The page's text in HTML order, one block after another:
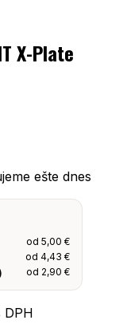
X-Plate
ešte dnes
od5,00€
od4,43€
od 2,90€
DPH